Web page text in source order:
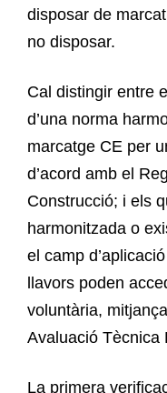
disposar de
no disposar.
Cal distingir entre
d’una norma
marcatge CE per
d’acord amb el
Construcció; i els
harmonitzada o
el camp
llavors poden
voluntària,
Avaluació Tècnica
La primera